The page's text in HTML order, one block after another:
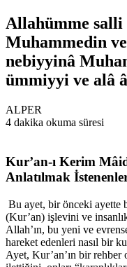
Allahümme salli
Muhammedin
nebiyyinâ
ümmiyyi ve alâ
ALPER
4 dakika okuma süresi
Kur’an-ı Kerim
Anlatılmak
Bu ayet, bir önceki ayette
(Kur’an) işlevini ve insanlık
Allah’ın, bu yeni ve
hareket edenleri nasıl bir
Ayet, Kur’an’ın bir rehber